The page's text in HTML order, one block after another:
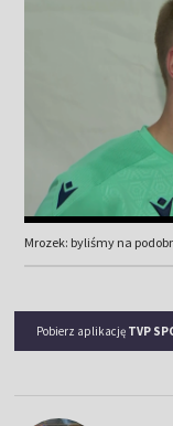
Mrozek: byliśmy na
Pobierz aplikację TVP